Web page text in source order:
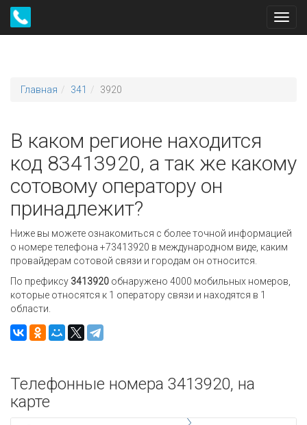
Главная 341 3920
В каком регионе находится
код 83413920, а так же какому
сотовому оператору он
принадлежит?
Ниже вы можете ознакомиться с более точной информацией
о номере телефона +73413920 в международном виде, каким
провайдерам сотовой связи и городам он относится.
По префиксу 3413920 обнаружено 4000 мобильных номеров,
которые относятся к 1 оператору связи и находятся в 1
области.
Телефонные номера 3413920, на
карте